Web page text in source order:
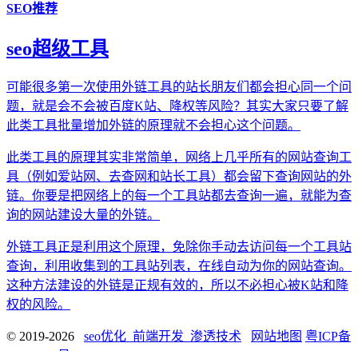
SEO推荐
seo超级工具
可能很多第一次使用外链工具的站长朋友们都会担心同一个问
题，就是会不会被百度K站、降权等风险？其实大家只要了解
此类工具批量增加外链的原理就不会担心这个问题。
此类工具的原理其实非常简单，网络上几乎所有的网站查询工
具（例如爱站网、去查网和站长工具）都会留下查询网站的外
链。你要是把网络上的每一个工具站都去查询一遍，就能为查
询的网站建设大量的外链。
外链工具正是利用这个原理，免除你手动去访问每一个工具站
查询，利用收集到的工具站列表，在线自动为你的网站查询。
这种方法建设的外链是正规有效的，所以不必担心被K站和降
权的风险。
© 2019-2026 seo优化_前端开发_渗透技术 网站地图 粤ICP备